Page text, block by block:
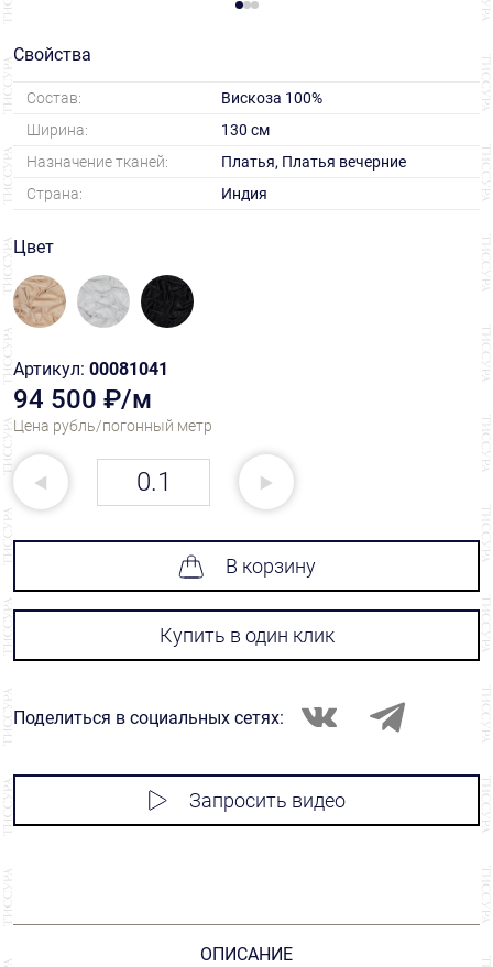
Свойства
Состав:
Вискоза 100%
Ширина:
130 см
Назначение тканей:
Платья, Платья вечерние
Страна:
Индия
Цвет
Артикул: 00081041
94 500 ₽/м
Цена рубль/погонный метр
В корзину
Купить в один клик
Поделиться в социальных сетях:
Запросить видео
ОПИСАНИЕ